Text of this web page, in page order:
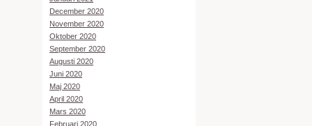
December 2020
November 2020
Oktober 2020
September 2020
Augusti 2020
Juni 2020
Maj 2020
April 2020
Mars 2020
Februari 2020